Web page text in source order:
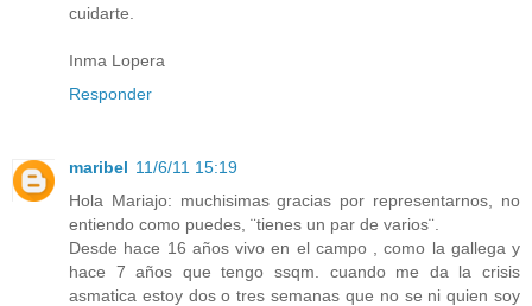
cuidarte.
Inma Lopera
Responder
maribel 11/6/11 15:19
Hola Mariajo: muchisimas gracias por representarnos, no
entiendo como puedes, ¨tienes un par de varios¨.
Desde hace 16 años vivo en el campo , como la gallega y
hace 7 años que tengo ssqm. cuando me da la crisis
asmatica estoy dos o tres semanas que no se ni quien soy